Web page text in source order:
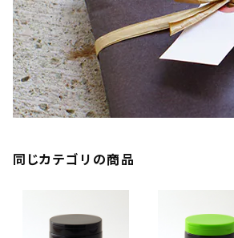
同じカテゴリの商品